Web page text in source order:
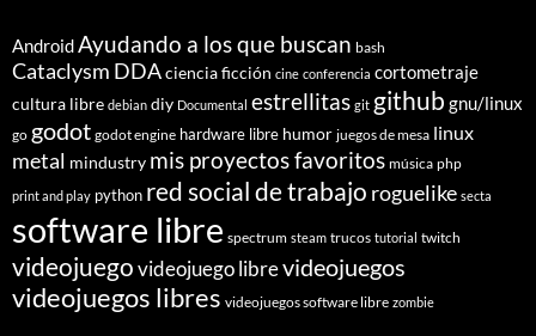
AndroidAyudando a los que buscan bash
Cataclysm DDAciencia ficción cine conferencia cortometraje
cultura libre debian diy Documental estrellitas git github gnu/linux
go godot godot engine hardware libre humor juegos de mesa linux
metal mindustry mis proyectos favoritos música php
print and play python red social de trabajo roguelike secta
software libre spectrum steam trucos tutorial twitch
videojuegovideojuego librevideojuegos
videojuegos libres videojuegos software libre zombie